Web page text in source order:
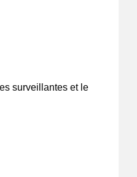
surveillantes et le